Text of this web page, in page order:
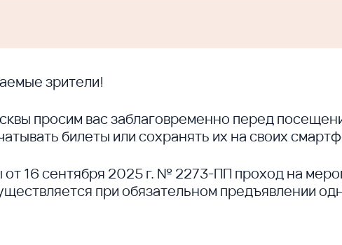
зрители!
просим вас заблаговременно перед
билеты или сохранять их на своих
16 сентября 2025 г. № 2273-ПП проход на
при обязательном предъявлении